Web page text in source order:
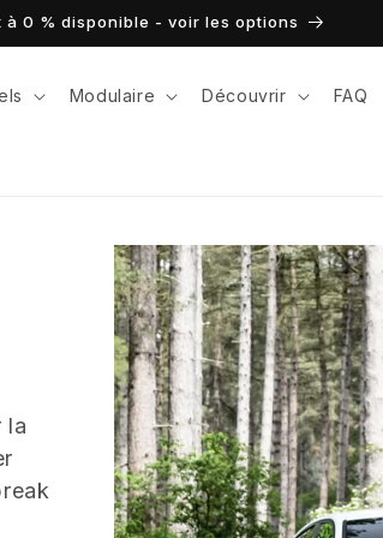
à 0 % disponible - voir les options
Modulaire Découvrir FAQ
la